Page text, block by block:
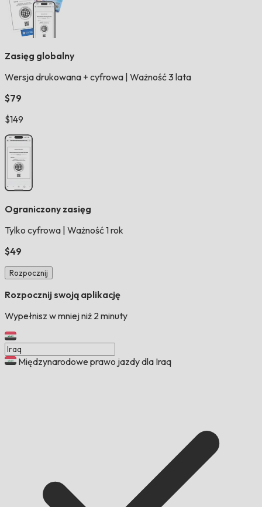
Zasięg globalny
Wersja drukowana + cyfrowa Ważność 3 lata
$79
$149
Ograniczony zasięg
Tylko cyfrowa Ważność 1 rok
$49
Rozpocznij
Rozpocznij swoją aplikację
Wypełnisz w mniej niż 2 minuty
Międzynarodowe prawo jazdy dla Iraq